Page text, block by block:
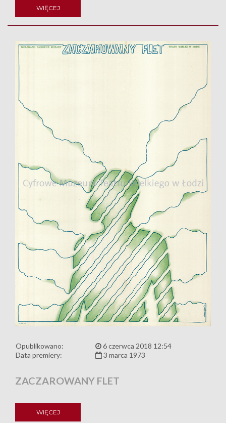
WIĘCEJ
Opublikowano:
6 czerwca 2018 12:54
Data premiery:
3 marca 1973
ZACZAROWANY FLET
WIĘCEJ